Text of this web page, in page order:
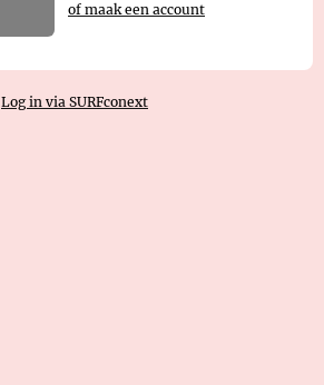
of maak een account
Log in via SURFconext